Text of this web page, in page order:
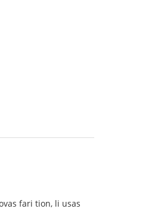
fari tion, li usas